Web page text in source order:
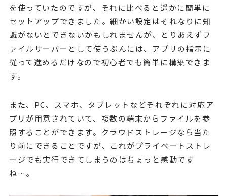
を使っていたのですが、それに比べると遥かに簡単に
セットアップできました。細かい設定はそれなりに知
識がないとできないかもしれませんが、とりあえずフ
ァイルサーバーとして使うぶんには、アプリの指示に
従って進めるだけなので初心者でも簡単に構築できま
す。
また、PC、スマホ、タブレットなどそれぞれに対応ア
プリが用意されていて、複数の端末からファイルを参
照することができます。クラウドストレージなら当た
り前にできることですが、これがプライベートストレ
ージでも実行できてしまうのはちょっと感動です
ね…。